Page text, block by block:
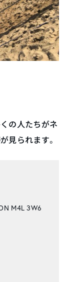
の人たちがネ
見られます。
M4L 3W6